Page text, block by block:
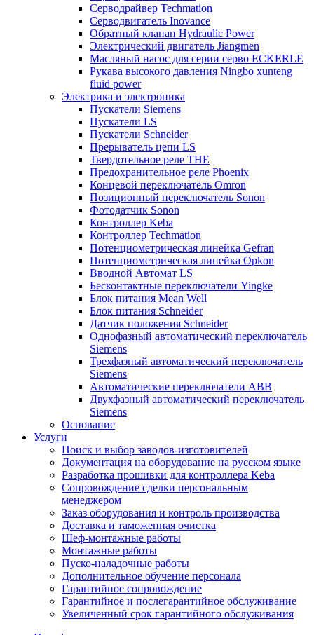
Серводрайвер Techmation
Серводвигатель Inovance
Обратный клапан Hydraulic Power
Электрический двигатель Jiangmen
Масляный насос для серии серво ECKERLE
Рукава высокого давления Ningbo xunteng
fluid power
Электрика и электроника
Пускатели Siemens
Пускатели LS
Пускатели Schneider
Прерыватель цепи LS
Твердотельное реле THE
Предохранительное реле Phoenix
Концевой переключатель Omron
Позиционный переключатель Sonon
Фотодатчик Sonon
Контроллер Keba
Контроллер Techmation
Потенциометрическая линейка Gefran
Потенциометрическая линейка Opkon
Вводной Автомат LS
Бесконтактные переключатели Yingke
Блок питания Mean Well
Блок питания Schneider
Датчик положения Schneider
Однофазный автоматический переключатель
Siemens
Трехфазный автоматический переключатель
Siemens
Автоматические переключатели ABB
Двухфазный автоматический переключатель
Siemens
Основание
Услуги
Поиск и выбор заводов-изготовителей
Документация на оборудование на русском языке
Разработка прошивки для контроллера Keba
Сопровождение сделки персональным
менеджером
Заказ оборудования и контроль производства
Доставка и таможенная очистка
Шеф-монтажные работы
Монтажные работы
Пуско-наладочные работы
Дополнительное обучение персонала
Гарантийное сопровождение
Гарантийное и послегарантийное обслуживание
Увеличенный срок гарантийного обслуживания